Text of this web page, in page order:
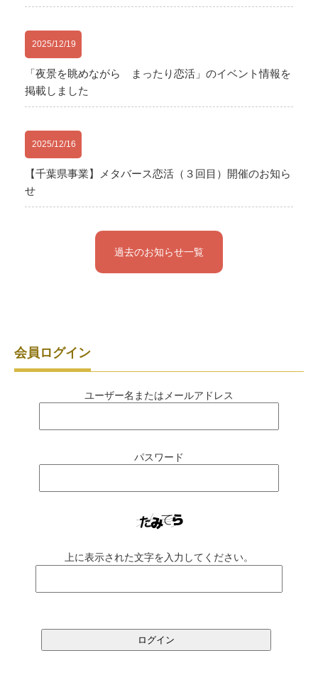
2025/12/19
「夜景を眺めながら まったり恋活」のイベント情報を
掲載しました
2025/12/16
【千葉県事業】メタバース恋活（３回目）開催のお知ら
せ
過去のお知らせ一覧
会員ログイン
ユーザー名またはメールアドレス
パスワード
上に表示された文字を入力してください。